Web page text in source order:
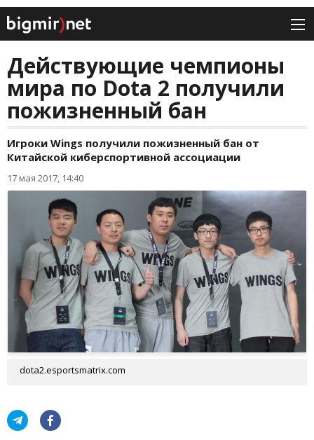
Действующие чемпионы
мира по Dota 2 получили
пожизненный бан
Игроки Wings получили пожизненный бан от
Китайской киберспортивной ассоциации
17 мая 2017, 14:40
dota2.esportsmatrix.com